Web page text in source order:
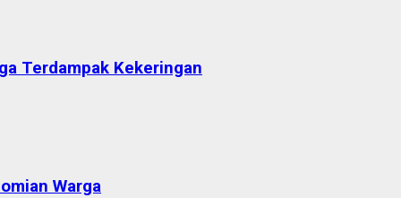
Terdampak Kekeringan
Warga